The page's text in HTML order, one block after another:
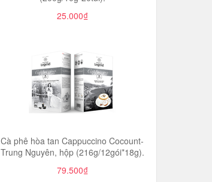
25.000₫
Cà phê hòa tan Cappuccino Cocount-
Trung Nguyên, hộp (216g/12gói*18g).
79.500₫